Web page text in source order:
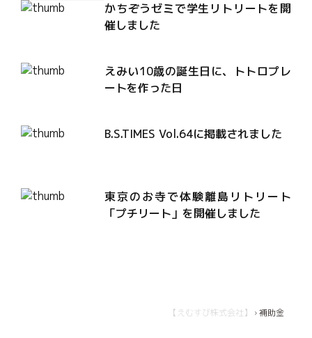
かちぞうゼミで学生リトリートを開
催しました
えみい10歳の誕生日に、トトロプレ
ートを作った日
B.S.TIMES Vol.64に掲載されました
東京のお寺で体験離島リトリート
「プチリート」を開催しました
【えむすび株式会社】 ›補助金